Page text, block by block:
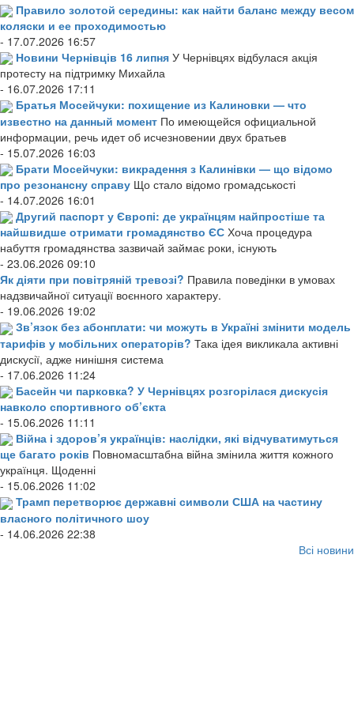
Правило золотой середины: как найти баланс между весом
коляски и ее проходимостью
- 17.07.2026 16:57
Новини Чернівців 16 липня У Чернівцях відбулася акція
протесту на підтримку Михайла
- 16.07.2026 17:11
Братья Мосейчуки: похищение из Калиновки — что
известно на данный момент По имеющейся официальной
информации, речь идет об исчезновении двух братьев
- 15.07.2026 16:03
Брати Мосейчуки: викрадення з Калинівки — що відомо
про резонансну справу Що стало відомо громадськості
- 14.07.2026 16:01
Другий паспорт у Європі: де українцям найпростіше та
найшвидше отримати громадянство ЄС Хоча процедура
набуття громадянства зазвичай займає роки, існують
- 23.06.2026 09:10
Як діяти при повітряній тревозі? Правила поведінки в умовах
надзвичайної ситуації воєнного характеру.
- 19.06.2026 19:02
Зв’язок без абонплати: чи можуть в Україні змінити модель
тарифів у мобільних операторів? Така ідея викликала активні
дискусії, адже нинішня система
- 17.06.2026 11:24
Басейн чи парковка? У Чернівцях розгорілася дискусія
навколо спортивного об’єкта
- 15.06.2026 11:11
Війна і здоров’я українців: наслідки, які відчуватимуться
ще багато років Повномасштабна війна змінила життя кожного
українця. Щоденні
- 15.06.2026 11:02
Трамп перетворює державні символи США на частину
власного політичного шоу
- 14.06.2026 22:38
Всі новини